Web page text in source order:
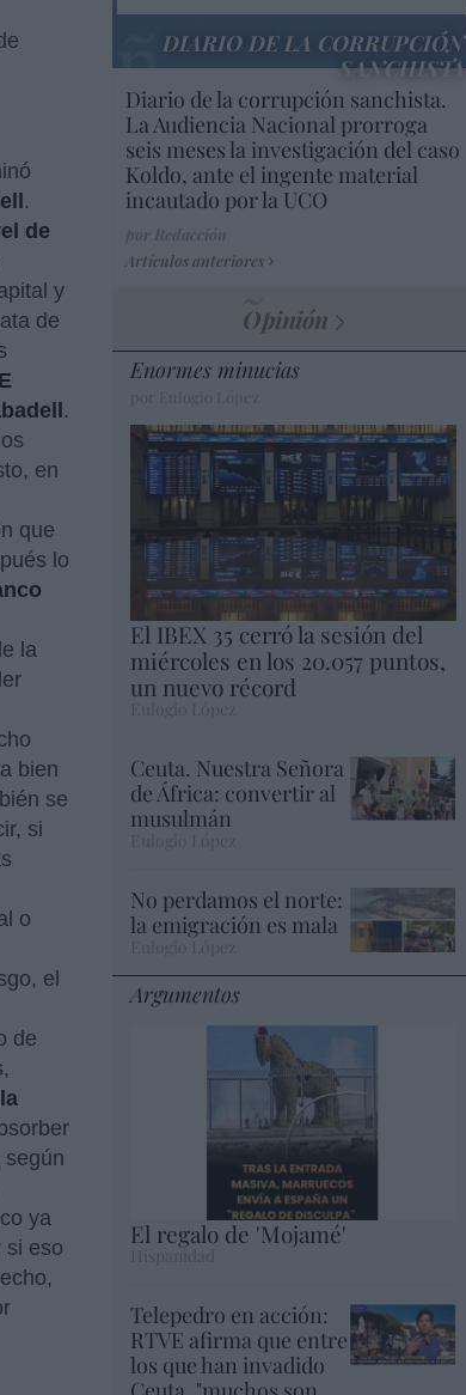
.
de
y
de
.
en
que
lo
la
bien
se
si
o
el
de
según
ya
si eso
DIARIO DE LA CORRUPCIÓN
SANCHISTA
Diario de la corrupción sanchista.
La Audiencia Nacional prorroga
seis meses la investigación del caso
Koldo, ante el ingente material
incautado por la UCO
Artículos anteriores
Opinión
Enormes minucias
El IBEX 35 cerró la sesión del
miércoles en los 20.057 puntos,
un nuevo récord
Ceuta. Nuestra Señora
de África: convertir al
musulmán
No perdamos el norte:
la emigración es mala
Argumentos
El regalo de 'Mojamé'
Telepedro en acción:
RTVE afirma que entre
los que han invadido